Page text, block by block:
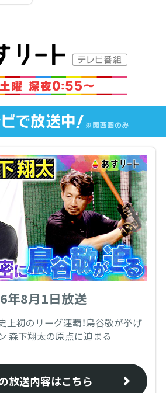
年8月1日放送
上初のリーグ連覇！鳥谷敬が挙げ
森下翔太の原点に迫まる
放送内容はこちら